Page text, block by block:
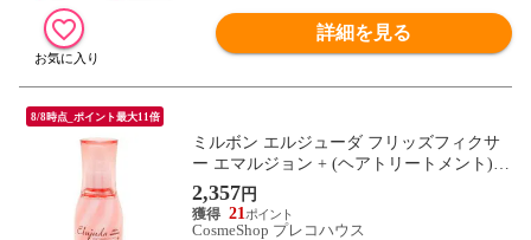
詳細を見る
8/8時点_ポイント最大11倍
ミルボン エルジューダ フリッズフィクサ
ー エマルジョン + (ヘアトリートメント) 1
20ml
2,357 円
21
CosmeShop プレコハウス